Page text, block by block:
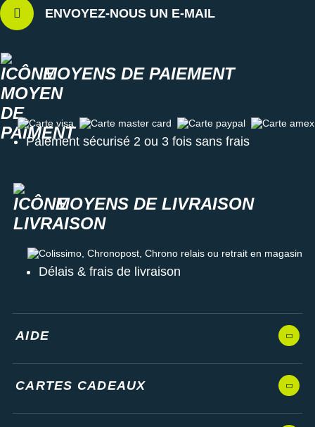
ENVOYEZ-NOUS UN E-MAIL
MOYENS DE PAIEMENT
Carte visa Carte master card Carte paypal Carte amex
Paiement sécurisé 2 ou 3 fois sans frais
MOYENS DE LIVRAISON
Colissimo, Chronopost, Chrono relais ou retrait en magasin
Délais & frais de livraison
AIDE
CARTES CADEAUX